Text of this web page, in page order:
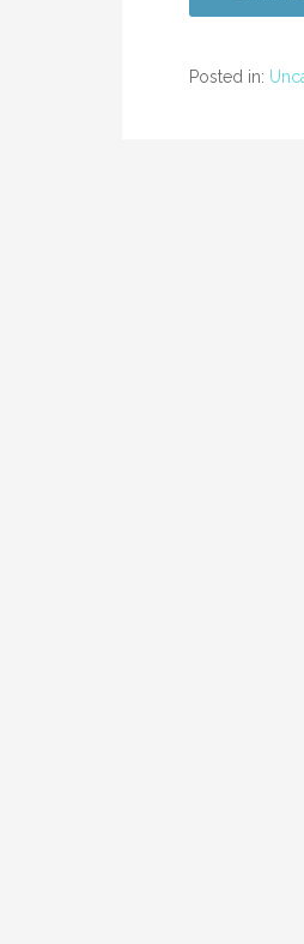
Posted in: